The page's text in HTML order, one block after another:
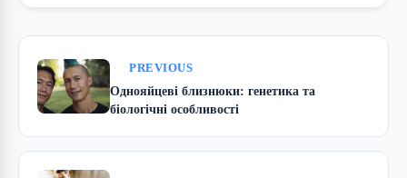
PREVIOUS
Однояйцеві близнюки: генетика та
біологічні особливості